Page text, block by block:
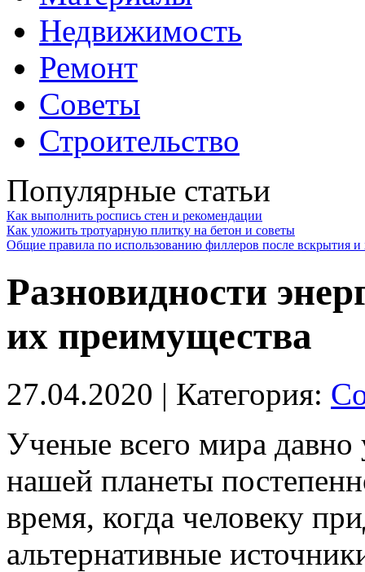
Недвижимость
Ремонт
Советы
Строительство
Популярные статьи
Как выполнить роспись стен и рекомендации
Как уложить тротуарную плитку на бетон и советы
Общие правила по использованию филлеров после вскрытия и
Разновидности
их преимущества
27.04.2020 | Категория:
Ученые всего мира давно
нашей планеты
время, когда человеку
альтернативные